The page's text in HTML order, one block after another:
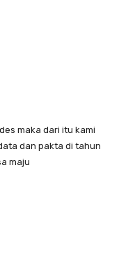
maka dari itu kami
dan pakta di tahun
maju